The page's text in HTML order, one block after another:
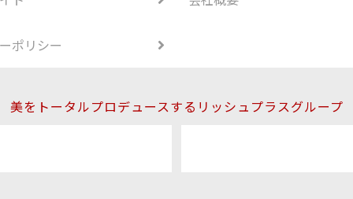
ポリシー
美をトータルプロデュースするリッシュプラスグループ